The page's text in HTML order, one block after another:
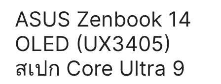
ASUS Zenbook 14
OLED (UX3405)
สเปก Core Ultra 9